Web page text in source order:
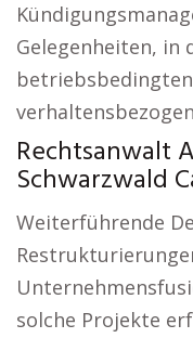
Gelegenheiten, in
Rechtsanwalt
Schwarzwald
Weiterführende
solche Projekte